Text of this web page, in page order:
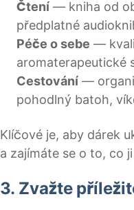
Čtení — kniha od
předplatné
Péče o sebe —
aromaterapeutické
Cestování —
pohodlný batoh,
Klíčové je, aby dárek
a zajímáte se o to, co
3. Zvažte